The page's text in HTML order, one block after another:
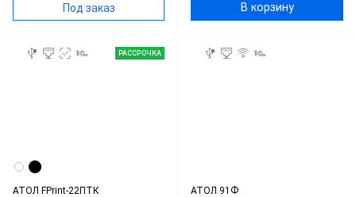
Под заказ В корзину
РАССРОЧКА
АТОЛ FPrint-22ПТК АТОЛ 91Ф